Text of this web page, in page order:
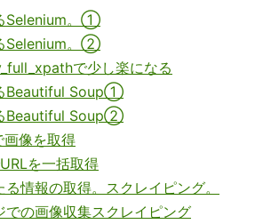
Selenium。①
Selenium。②
で少し楽になる
Beautiful Soup①
Beautiful Soup②
像を取得
を一括取得
情報の取得。スクレイピング。
での画像収集スクレイピング